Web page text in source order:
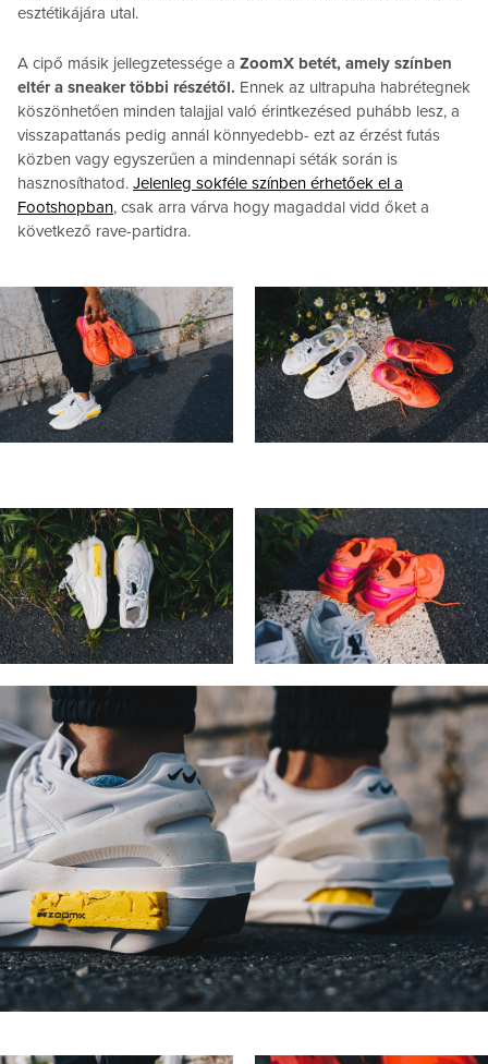
esztétikájára utal.
A cipő másik jellegzetessége a ZoomX betét, amely színben
eltér a sneaker többi részétől. Ennek az ultrapuha habrétegnek
köszönhetően minden talajjal való érintkezésed puhább lesz, a
visszapattanás pedig annál könnyedebb- ezt az érzést futás
közben vagy egyszerűen a mindennapi séták során is
hasznosíthatod. Jelenleg sokféle színben érhetőek el a
Footshopban, csak arra várva hogy magaddal vidd őket a
következő rave-partidra.